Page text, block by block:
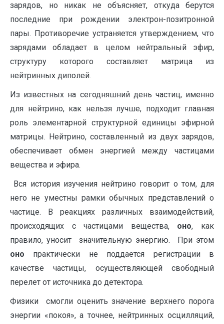
зарядов, но никак не объясняет, откуда берутся
последние при рождении электрон-позитронной
пары. Противоречие устраняется утверждением, что
зарядами обладает в целом нейтральный эфир,
структуру которого составляет матрица из
нейтринных диполей.
Из известных на сегодняшний день частиц, именно
для нейтрино, как нельзя лучше, подходит главная
роль элементарной структурной единицы эфирной
матрицы. Нейтрино, составленный из двух зарядов,
обеспечивает обмен энергией между частицами
вещества и эфира.
Вся история изучения нейтрино говорит о том, для
него не уместны рамки обычных представлений о
частице. В реакциях различных взаимодействий,
происходящих с частицами вещества, оно, как
правило, уносит значительную энергию. При этом
оно практически не поддается регистрации в
качестве частицы, осуществляющей свободный
перелет от источника до детектора.
Физики смогли оценить значение верхнего порога
энергии «покоя», а точнее, нейтринных осцилляций,